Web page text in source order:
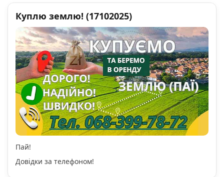
Куплю землю! (17102025)
Пай!
Довідки за телефоном!